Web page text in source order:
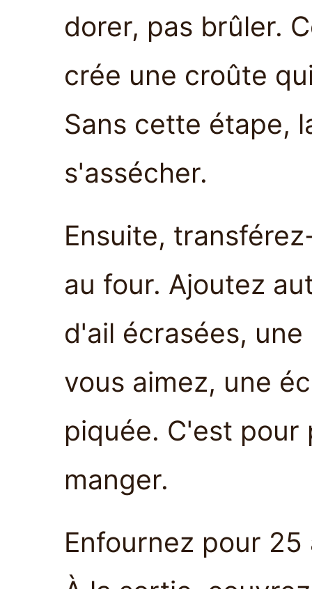
dorer, pas brûler.
crée une croûte
Sans cette étape,
s'assécher.
Ensuite,
au four. Ajoutez
d'ail écrasées,
vous aimez, une
piquée. C'est pour
manger.
Enfournez pour